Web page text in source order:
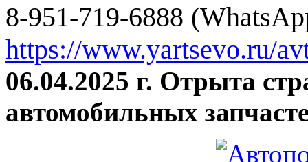
8-951-719-6888
https://www.yartsevo.ru/
06.04.2025 г. Отрыта
автомобильных